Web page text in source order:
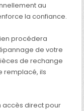
au
la confiance.
procédera
de votre
de rechange
remplacé, ils
accès direct pour